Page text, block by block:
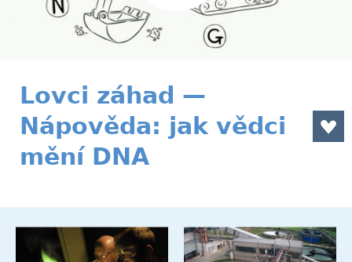
Lovci záhad —
Nápověda: jak vědci
mění DNA